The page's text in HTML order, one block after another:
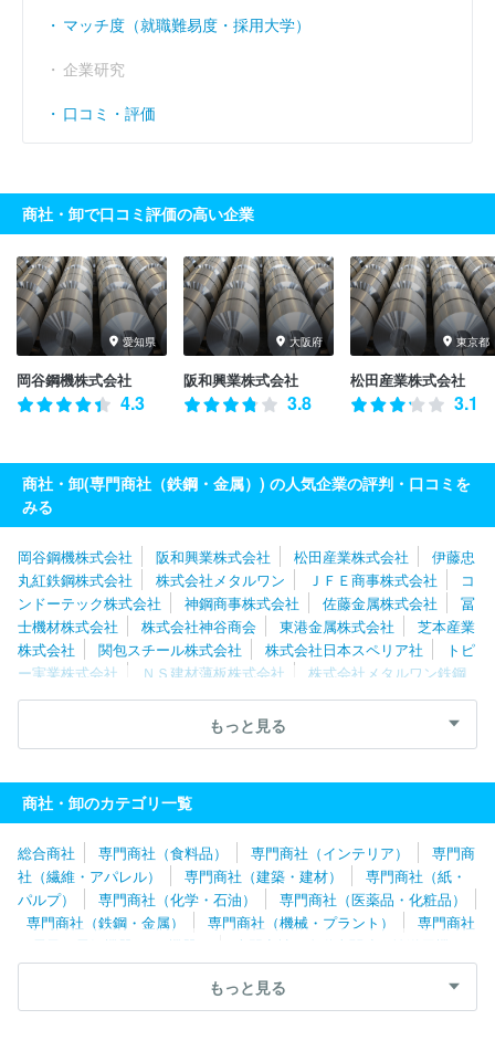
マッチ度（就職難易度・採用大学）
企業研究
口コミ・評価
商社・卸で口コミ評価の高い企業
愛知県
岡谷鋼機株式会社
4.3
大阪府
阪和興業株式会社
3.8
東京都
松田産業株式会社
3.1
商社・卸(専門商社（鉄鋼・金属）) の人気企業の評判・口コミを
みる
岡谷鋼機株式会社 阪和興業株式会社 松田産業株式会社
伊藤忠
丸紅鉄鋼株式会社
株式会社メタルワン ＪＦＥ商事株式会社
コ
ンドーテック株式会社
神鋼商事株式会社 佐藤金属株式会社
冨
士機材株式会社
株式会社神谷商会 東港金属株式会社
芝本産業
株式会社
関包スチール株式会社 株式会社日本スペリア社
トピ
ー実業株式会社
ＮＳ建材薄板株式会社
株式会社メタルワン鉄鋼
製品販売
旭日産業株式会社 ＪＦＥ商事鋼管管材株式会社
直富
株式会社佐渡島 豊通マテリアル株式会社
トース
テ株式会社
式会社
もっと見る
商社・卸のカテゴリ一覧
総合商社 専門商社（食料品） 専門商社（インテリア）
専門商
社（繊維・アパレル）
専門商社（建築・建材）
専門商社（紙・
パルプ）
専門商社（化学・石油）
専門商社（医薬品・化粧品）
専門商社（鉄鋼・金属）
専門商社（機械・プラント）
専門商社
（電子・電気機器・OA機器）
専門商社（自動車関連・輸送用機
器）
専門商社（医療機器）
専門商社（文具・事務用品・日用
専門商社（スポーツ・レジャー用品） 専門商社（その他）
もっと見る